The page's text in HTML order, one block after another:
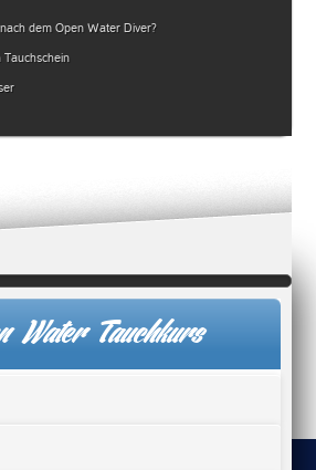
dem Open Water Diver?
Tauchschein
Water Tauchkurs